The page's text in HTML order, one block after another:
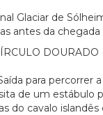
Glaciar de
antes da chegada
DOURADO
para percorrer
de um estábulo
do cavalo